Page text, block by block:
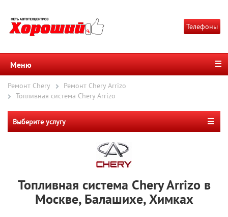
Телефоны
Меню
Ремонт Chery
Ремонт Chery Arrizo
Топливная система Chery Arrizo
Выберите услугу
Топливная система Chery Arrizo в
Москве, Балашихе, Химках